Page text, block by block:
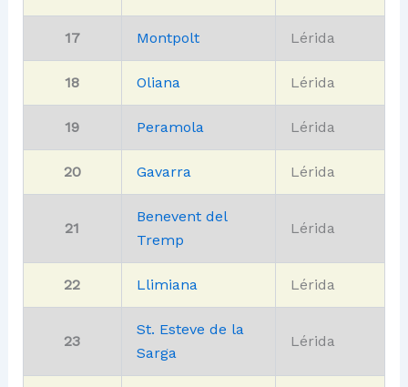
17 Montpolt Lérida
18 Oliana Lérida
19 Peramola Lérida
20 Gavarra Lérida
21
Benevent del
Tremp
Lérida
22 Llimiana Lérida
23
St. Esteve de la
Sarga
Lérida